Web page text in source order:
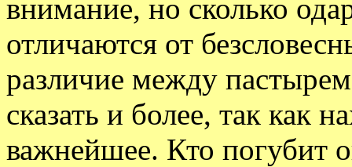
внимание, но сколько
отличаются от
различие между
сказать и более, так как
важнейшее. Кто погубит